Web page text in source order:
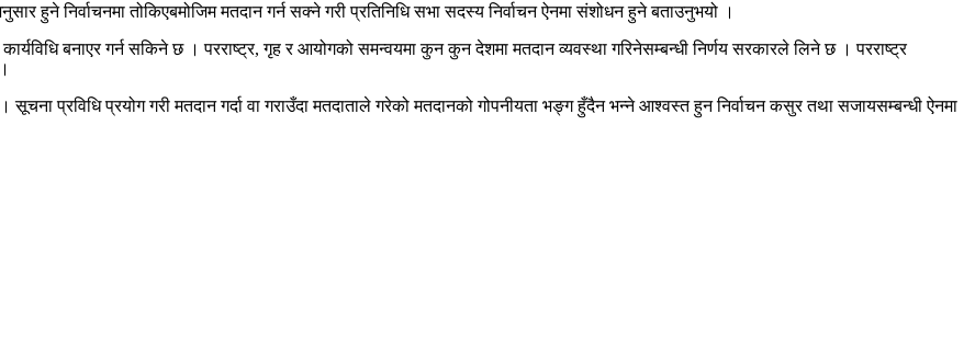
हुने निर्वाचनमा तोकिएबमोजिम मतदान गर्न सक्ने गरी प्रतिनिधि सभा सदस्य निर्वाचन ऐनमा संशोधन हुने बताउनुभयो ।
बनाएर गर्न सकिने छ । परराष्ट्र, गृह र आयोगको समन्वयमा कुन कुन देशमा मतदान व्यवस्था गरिनेसम्बन्धी निर्णय सरकारले लिने छ । परराष्ट्र
प्रविधि प्रयोग गरी मतदान गर्दा वा गराउँदा मतदाताले गरेको मतदानको गोपनीयता भङ्ग हुँदैन भन्ने आश्वस्त हुन निर्वाचन कसुर तथा सजायसम्बन्धी ऐनमा